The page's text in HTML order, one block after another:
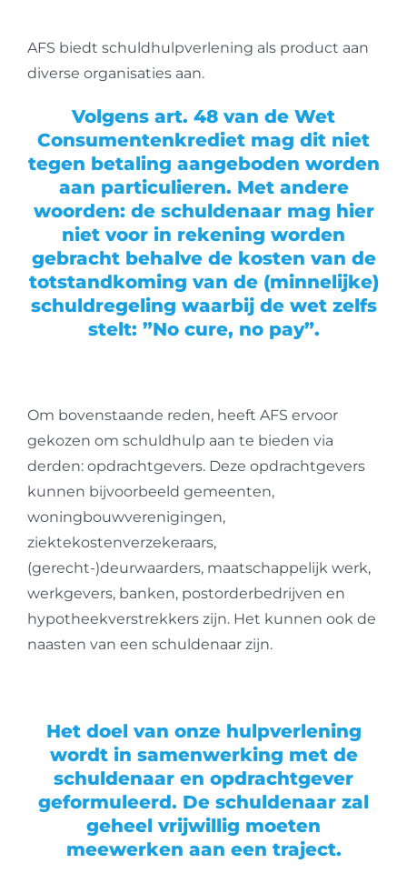
Diensten
Contact
AFS biedt schuldhulpverlening als product aan
diverse organisaties aan.
Volgens art. 48 van de Wet
Consumentenkrediet mag dit niet
tegen betaling aangeboden worden
aan particulieren. Met andere
woorden: de schuldenaar mag hier
niet voor in rekening worden
gebracht behalve de kosten van de
totstandkoming van de (minnelijke)
schuldregeling waarbij de wet zelfs
stelt: ”No cure, no pay”.
Om bovenstaande reden, heeft AFS ervoor
gekozen om schuldhulp aan te bieden via
derden: opdrachtgevers. Deze opdrachtgevers
kunnen bijvoorbeeld gemeenten,
woningbouwverenigingen,
ziektekostenverzekeraars,
(gerecht-)deurwaarders, maatschappelijk werk,
werkgevers, banken, postorderbedrijven en
hypotheekverstrekkers zijn. Het kunnen ook de
naasten van een schuldenaar zijn.
Het doel van onze hulpverlening
wordt in samenwerking met de
schuldenaar en opdrachtgever
geformuleerd. De schuldenaar zal
geheel vrijwillig moeten
meewerken aan een traject.